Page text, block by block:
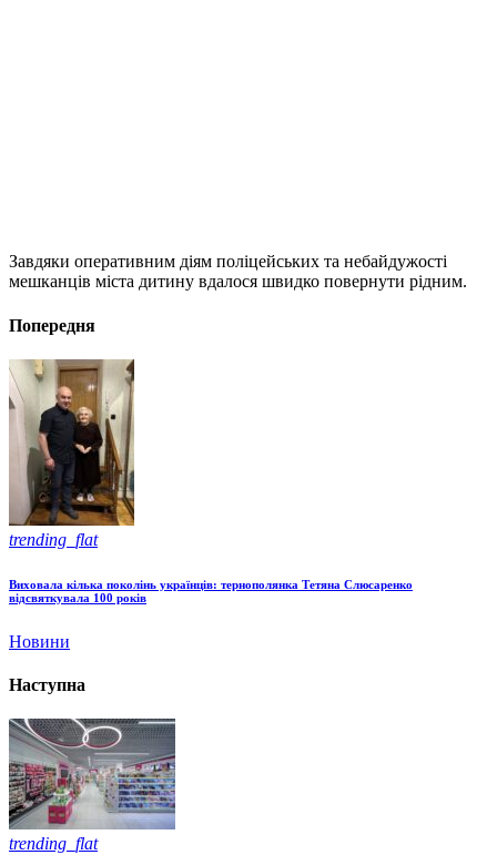
Завдяки оперативним діям поліцейських та небайдужості
мешканців міста дитину вдалося швидко повернути рідним.
Попередня
trending_flat
Виховала кілька поколінь українців: тернополянка Тетяна Слюсаренко
відсвяткувала 100 років
Новини
Наступна
trending_flat